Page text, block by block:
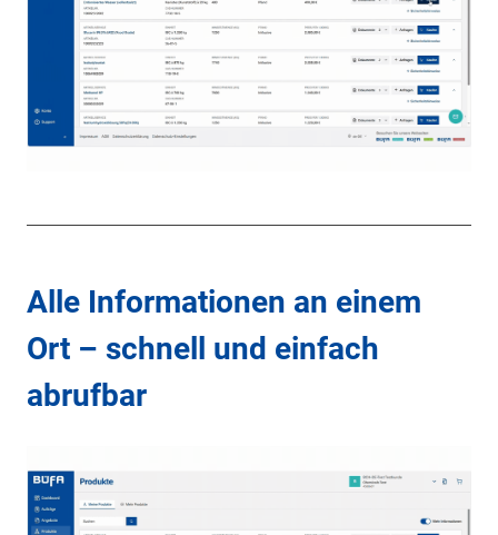
Alle Informationen an einem
Ort – schnell und einfach
abrufbar